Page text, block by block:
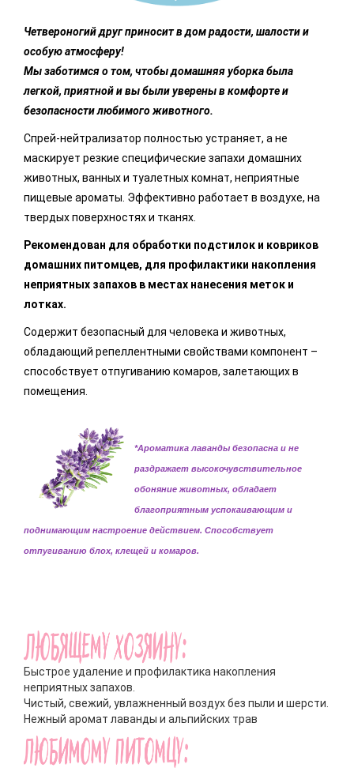
Четвероногий друг приносит в дом радости, шалости и
особую атмосферу!
Мы заботимся о том, чтобы домашняя уборка была
легкой, приятной и вы были уверены в комфорте и
безопасности любимого животного.
Спрей-нейтрализатор полностью устраняет, а не
маскирует резкие специфические запахи домашних
животных, ванных и туалетных комнат, неприятные
пищевые ароматы. Эффективно работает в воздухе, на
твердых поверхностях и тканях.
Рекомендован для обработки подстилок и ковриков
домашних питомцев, для профилактики накопления
неприятных запахов в местах нанесения меток и
лотках.
Содержит безопасный для человека и животных,
обладающий репеллентными свойствами компонент –
способствует отпугиванию комаров, залетающих в
помещения.
*Ароматика лаванды безопасна и не
раздражает высокочувствительное
обоняние животных, обладает
благоприятным успокаивающим и
поднимающим настроение действием. Способствует
отпугиванию блох, клещей и комаров.
Быстрое удаление и профилактика накопления
неприятных запахов.
Чистый, свежий, увлажненный воздух без пыли и шерсти.
Нежный аромат лаванды и альпийских трав